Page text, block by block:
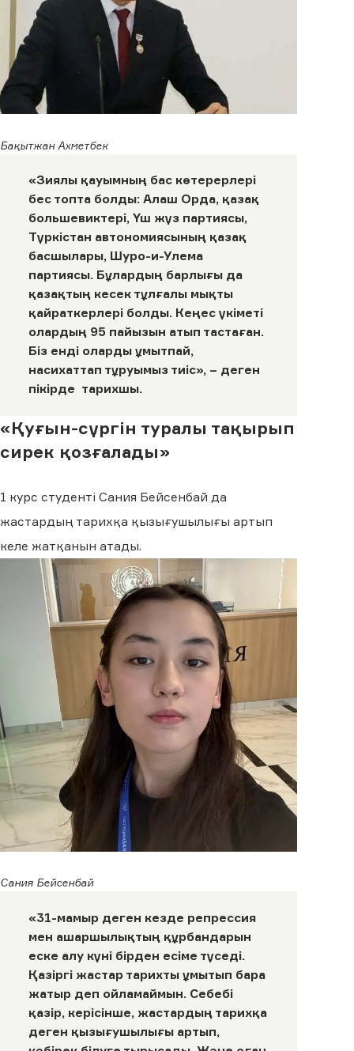
Бақытжан Ахметбек
«Зиялы қауымның бас көтерерлері
бес топта болды: Алаш Орда, қазақ
большевиктері, Үш жүз партиясы,
Түркістан автономиясының қазақ
басшылары, Шуро-и-Улема
партиясы. Бұлардың барлығы да
қазақтың кесек тұлғалы мықты
қайраткерлері болды. Кеңес үкіметі
олардың 95 пайызын атып тастаған.
Біз енді оларды ұмытпай,
насихаттап тұруымыз тиіс», – деген
пікірде тарихшы.
«Қуғын-сүргін туралы тақырып
сирек қозғалады»
1 курс студенті Сания Бейсенбай да
жастардың тарихқа қызығушылығы артып
келе жатқанын атады.
Сания Бейсенбай
«31-мамыр деген кезде репрессия
мен ашаршылықтың құрбандарын
еске алу күні бірден есіме түседі.
Қазіргі жастар тарихты ұмытып бара
жатыр деп ойламаймын. Себебі
қазір, керісінше, жастардың тарихқа
деген қызығушылығы артып,